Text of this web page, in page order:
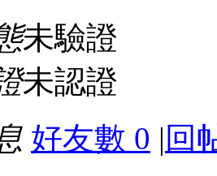
未驗證
未認證
好友數 0 | 回